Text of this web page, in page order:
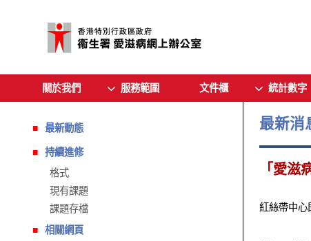
關於我們 服務範圍 文件櫃 統計數字
最新動態
持續進修
格式
現有課題
課題存檔
相關網頁
最新消
「愛滋
紅絲帶中心